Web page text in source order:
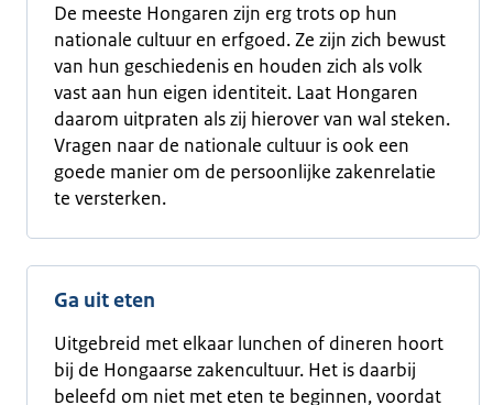
De meeste Hongaren zijn erg trots op hun
nationale cultuur en erfgoed. Ze zijn zich bewust
van hun geschiedenis en houden zich als volk
vast aan hun eigen identiteit. Laat Hongaren
daarom uitpraten als zij hierover van wal steken.
Vragen naar de nationale cultuur is ook een
goede manier om de persoonlijke zakenrelatie
te versterken.
Ga uit eten
Uitgebreid met elkaar lunchen of dineren hoort
bij de Hongaarse zakencultuur. Het is daarbij
beleefd om niet met eten te beginnen, voordat